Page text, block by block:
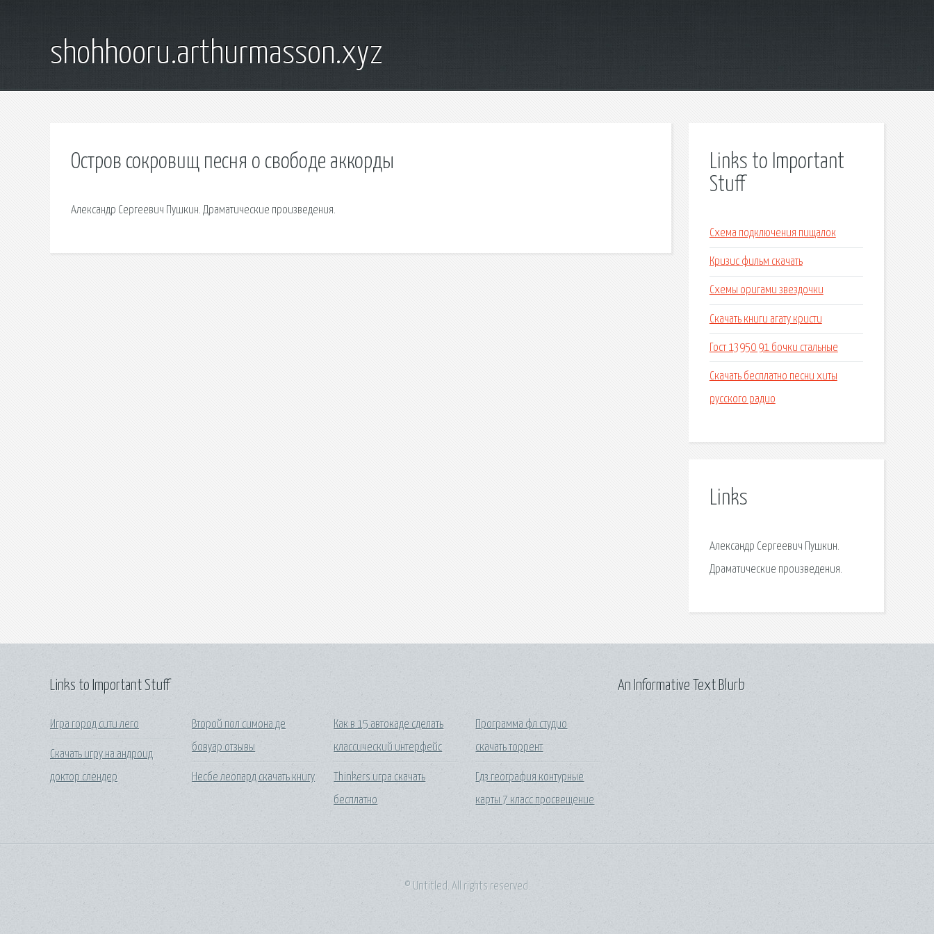
shohhooru.arthurmasson.xyz
Остров сокровищ песня о свободе аккорды
Александр Сергеевич Пушкин. Драматические произведения.
Links to Important
Stuff
Схема подключения пищалок
Кризис фильм скачать
Схемы оригами звездочки
Скачать книги агату кристи
Гост 13950 91 бочки стальные
Скачать бесплатно песни хиты
русского радио
Links
Александр Сергеевич Пушкин.
Драматические произведения.
Links to Important Stuff
Игра город сити лего
Скачать игру на андроид
доктор слендер
Второй пол симона де
бовуар отзывы
Несбе леопард скачать книгу
Как в 15 автокаде сделать
классический интерфейс
Thinkers игра скачать
бесплатно
Программа фл студио
скачать торрент
Гдз география контурные
карты 7 класс просвещение
An Informative Text Blurb
© Untitled. All rights reserved.